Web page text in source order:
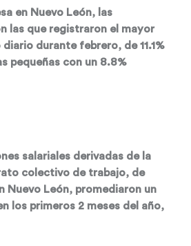
en Nuevo León, las
las que registraron el mayor
durante febrero, de 11.1%
pequeñas con un 8.8%
salariales derivadas de la
colectivo de trabajo, de
Nuevo León, promediaron un
los primeros 2 meses del año,